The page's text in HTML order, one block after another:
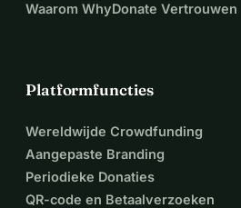
Waarom WhyDonate Vertrouwen
Platformfuncties
Wereldwijde Crowdfunding
Aangepaste Branding
Periodieke Donaties
QR-code en Betaalverzoeken